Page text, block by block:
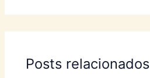
Posts relacionados